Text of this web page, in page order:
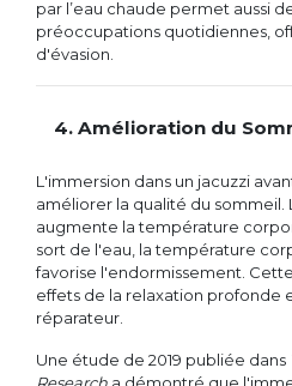
par l’eau chaude permet aussi
préoccupations quotidiennes,
d'évasion.
4. Amélioration du
L'immersion dans un jacuzzi
améliorer la qualité du sommeil.
augmente la température
sort de l'eau, la température
favorise l'endormissement.
effets de la relaxation profonde
réparateur.
Une étude de 2019 publiée dans